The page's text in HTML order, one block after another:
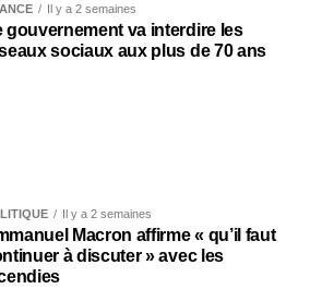
Il y a 2 semaines
gouvernement va interdire les
sociaux aux plus de 70 ans
Il y a 2 semaines
Macron affirme « qu’il faut
à discuter » avec les